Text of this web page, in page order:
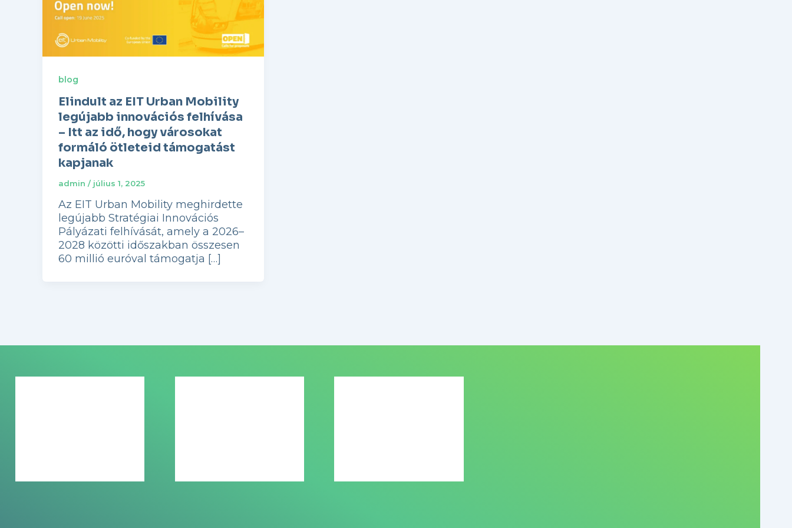
blog
Elindult az EIT Urban Mobility
legújabb innovációs felhívása
– Itt az idő, hogy városokat
formáló ötleteid támogatást
kapjanak
admin / július 1, 2025
Az EIT Urban Mobility meghirdette
legújabb Stratégiai Innovációs
Pályázati felhívását, amely a 2026–
2028 közötti időszakban összesen
60 millió euróval támogatja […]